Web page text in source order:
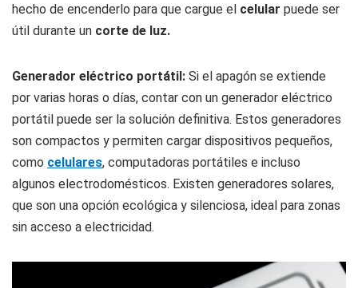
hecho de encenderlo para que cargue el celular puede ser
útil durante un corte de luz.
Generador eléctrico portátil: Si el apagón se extiende
por varias horas o días, contar con un generador eléctrico
portátil puede ser la solución definitiva. Estos generadores
son compactos y permiten cargar dispositivos pequeños,
como celulares, computadoras portátiles e incluso
algunos electrodomésticos. Existen generadores solares,
que son una opción ecológica y silenciosa, ideal para zonas
sin acceso a electricidad.